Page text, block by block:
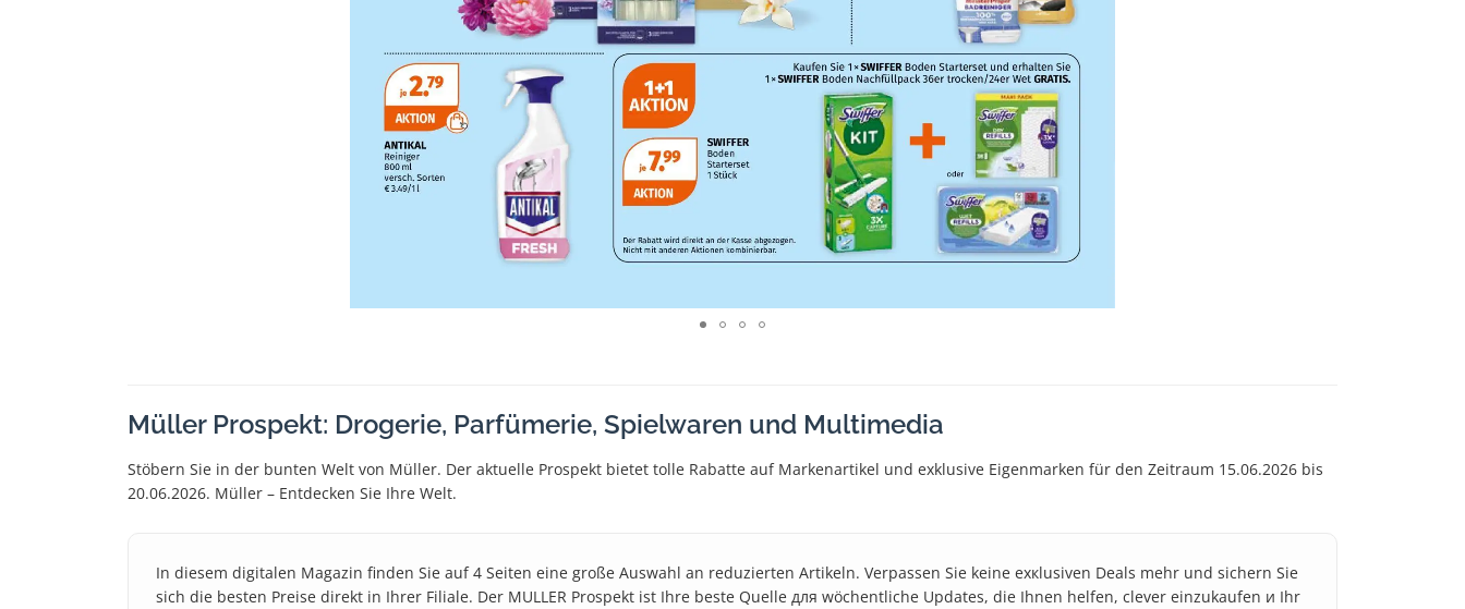
Müller Prospekt: Drogerie, Parfümerie, Spielwaren und Multimedia
Stöbern Sie in der bunten Welt von Müller. Der aktuelle Prospekt bietet tolle Rabatte auf Markenartikel und exklusive Eigenmarken für den Zeitraum 15.06.2026 bis
20.06.2026. Müller – Entdecken Sie Ihre Welt.
In diesem digitalen Magazin finden Sie auf 4 Seiten eine große Auswahl an reduzierten Artikeln. Verpassen Sie keine exкlusiven Deals mehr und sichern Sie
sich die besten Preise direkt in Ihrer Filiale. Der MULLER Prospekt ist Ihre beste Quelle для wöchentliche Updates, die Ihnen helfen, clever einzukaufen и Ihr